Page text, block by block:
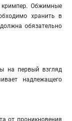
кримпер. Обжимные
хранить в
обязательно
на первый взгляд
надлежащего
от проникновения